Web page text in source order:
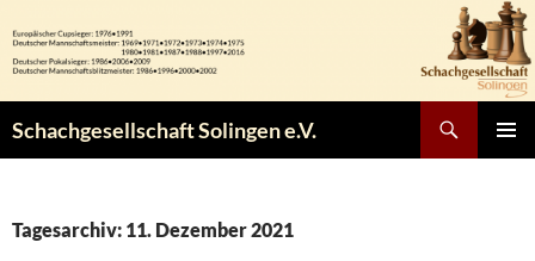
Inhalt
springen
Schachgesellschaft Solingen e.V.
Tagesarchiv: 11. Dezember 2021